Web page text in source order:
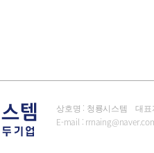
상호명 : 청룡시스템 대표
E-mail :